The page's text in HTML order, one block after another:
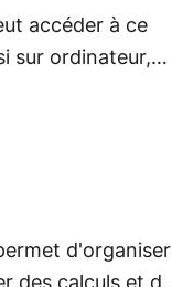
accéder à ce
sur ordinateur,
d'organiser